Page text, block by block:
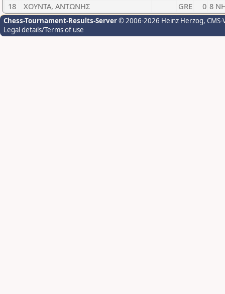
18
ΧΟΥΝΤΑ, ΑΝΤΩΝΗΣ GRE 0 8
Chess-Tournament-Results-Server© 2006-2026 Heinz Herzog,
Legal details/Terms of use